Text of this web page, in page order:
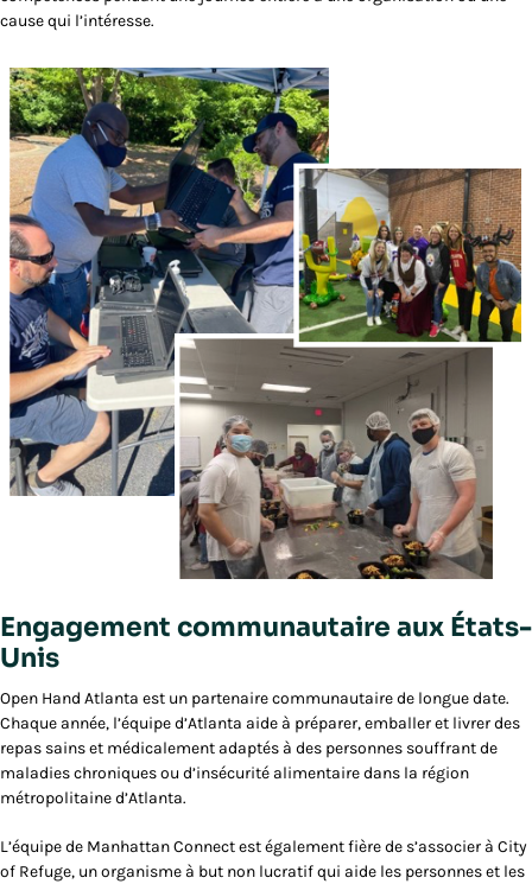
cause qui l’intéresse.
Engagement communautaire aux États-
Unis
Open Hand Atlanta est un partenaire communautaire de longue date.
Chaque année, l’équipe d’Atlanta aide à préparer, emballer et livrer des
repas sains et médicalement adaptés à des personnes souffrant de
maladies chroniques ou d’insécurité alimentaire dans la région
métropolitaine d’Atlanta.
L’équipe de Manhattan Connect est également fière de s’associer à City
of Refuge, un organisme à but non lucratif qui aide les personnes et les